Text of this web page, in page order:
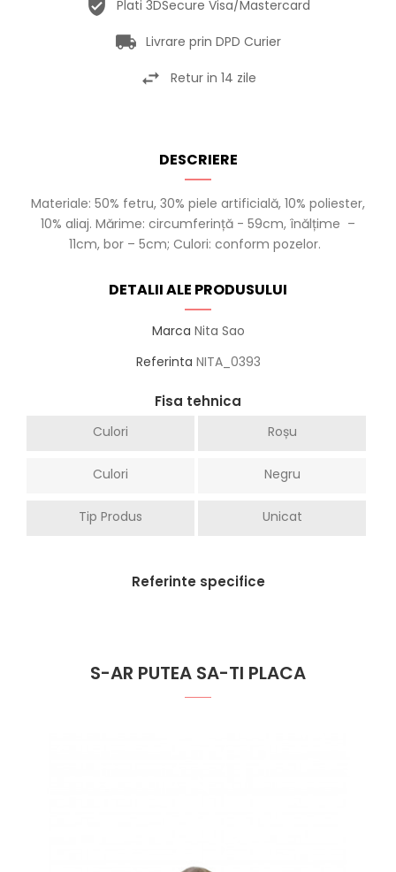
Plati 3DSecure Visa/Mastercard
Livrare prin DPD Curier
Retur in 14 zile
DESCRIERE
Materiale: 50% fetru, 30% piele artificială, 10% poliester,
10% aliaj. Mărime: circumferință - 59cm, înălțime –
11cm, bor – 5cm; Culori: conform pozelor.
DETALII ALE PRODUSULUI
Marca Nita Sao
Referinta NITA_0393
Fisa tehnica
Culori Roșu
Culori Negru
Tip Produs Unicat
Referinte specifice
S-AR PUTEA SA-TI PLACA